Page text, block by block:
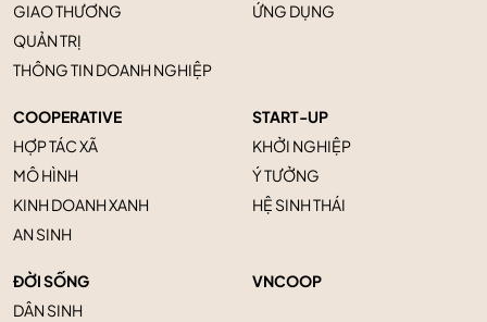
GIAO THƯƠNG
QUẢN TRỊ
THÔNG TIN DOANH NGHIỆP
ỨNG DỤNG
COOPERATIVE
HỢP TÁC XÃ
MÔ HÌNH
KINH DOANH XANH
AN SINH
START-UP
KHỞI NGHIỆP
Ý TƯỞNG
HỆ SINH THÁI
ĐỜI SỐNG
DÂN SINH
VNCOOP